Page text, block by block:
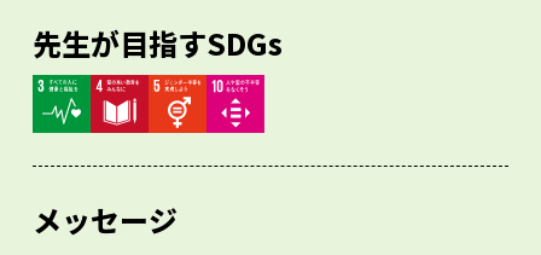
先生が目指すSDGs
メッセージ